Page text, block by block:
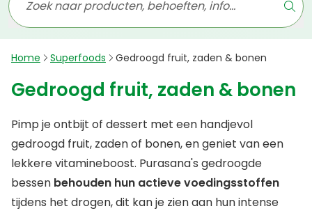
Home Superfoods Gedroogd fruit, zaden & bonen
Gedroogd fruit, zaden & bonen
Pimp je ontbijt of dessert met een handjevol
gedroogd fruit, zaden of bonen, en geniet van een
lekkere vitamineboost. Purasana's gedroogde
bessen behouden hun actieve voedingsstoffen
tijdens het drogen, dit kan je zien aan hun intense